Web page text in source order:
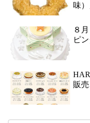
味
８
ピ
販